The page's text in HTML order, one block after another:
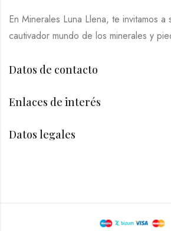
En Minerales Luna Llena, te invitamos a
cautivador mundo de los minerales y
Datos de contacto
Enlaces de interés
Datos legales